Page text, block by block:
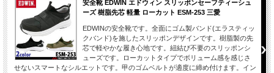
安全靴 EDWIN エドウィン スリッポンセーフティーシュ
ーズ 樹脂先芯 軽量 ローカット ESM-253 三愛
EDWINの安全靴です。全面にゴム製バンド(エラスティッ
クバンド)を施したスリッポンデザインです。樹脂製の先
芯で軽やかな履き心地です。紐結び不要のスリッポンシ
ューズです。ローカットタイプでボリューム感を感じさ
せないスマートなシルエットです。甲のゴムベルトが適度に締め付けます。イン